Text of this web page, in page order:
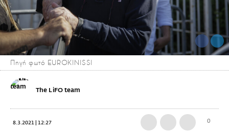
Πηγή φωτό EUROKINISSI
The LiFO team
8.3.2021 | 12:27 0